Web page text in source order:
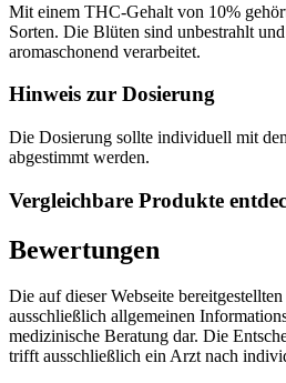
Mit einem THC-Gehalt von 10%
Sorten. Die Blüten sind unbestrahlt
aromaschonend verarbeitet.
Hinweis zur Dosierung
Die Dosierung sollte individuell mit
abgestimmt werden.
Vergleichbare Produkte
Bewertungen
Die auf dieser Webseite
ausschließlich allgemeinen
medizinische Beratung dar. Die
trifft ausschließlich ein Arzt nach